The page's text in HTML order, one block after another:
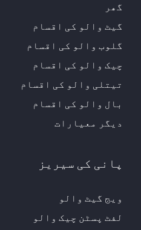
گھر
گیٹ والو کی اقسام
گلوب والو کی اقسام
چیک والو کی اقسام
تیتلی والو کی اقسام
بال والو کی اقسام
دیگر معیارات
پانی کی سیریز
ویج گیٹ والو
لفٹ پسٹن چیک والو